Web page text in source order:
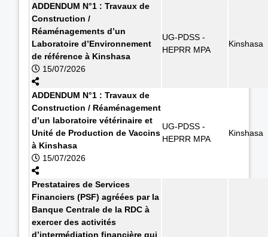
ADDENDUM N°1 : Travaux de
Construction /
Réaménagements d’un
Laboratoire d’Environnement
de référence à Kinshasa
15/07/2026
UG-PDSS -
HEPRR MPA
Kinshasa
ADDENDUM N°1 : Travaux de
Construction / Réaménagement
d’un laboratoire vétérinaire et
Unité de Production de Vaccins
à Kinshasa
15/07/2026
UG-PDSS -
HEPRR MPA
Kinshasa
Prestataires de Services
Financiers (PSF) agréées par la
Banque Centrale de la RDC à
exercer des activités
d’intermédiation financière qui